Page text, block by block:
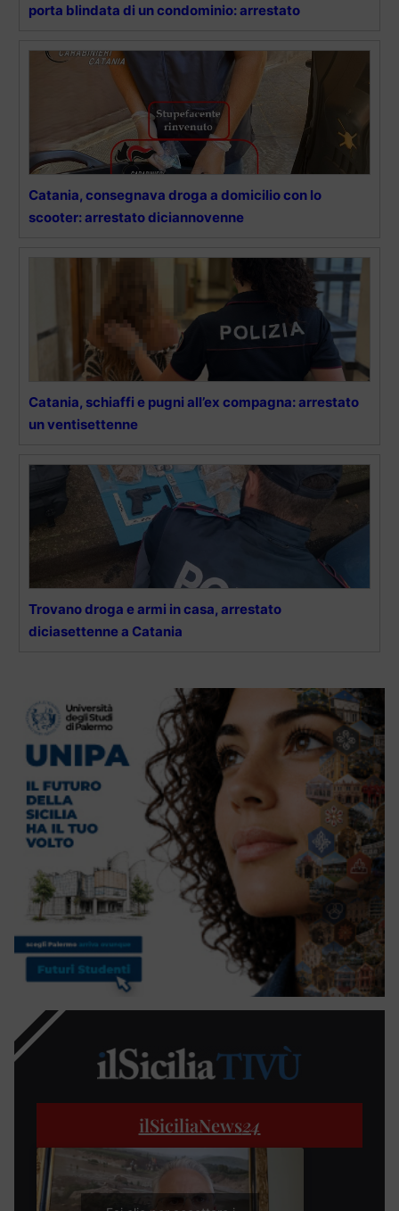
porta blindata di un condominio: arrestato
Catania, consegnava droga a domicilio con lo
scooter: arrestato diciannovenne
Catania, schiaffi e pugni all’ex compagna: arrestato
un ventisettenne
Trovano droga e armi in casa, arrestato
diciasettenne a Catania
ilSiciliaNews24